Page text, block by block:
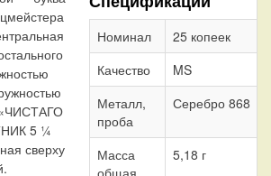
«ЧИСТАГО
5 ¼
сверху
Номинал
25 копеек
Качество
MS
Металл,
проба
Серебро 868
Масса
общая
5,18 г